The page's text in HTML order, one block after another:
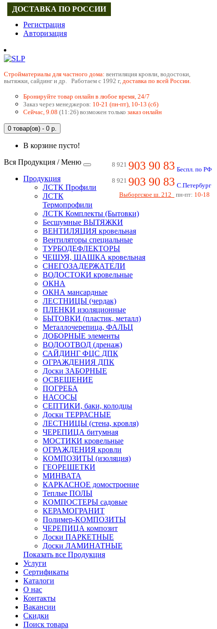
Регистрация
Авторизация
Cтройматериалы для частного дома: вентиляция кровли, водостоки,
вытяжки, сайдинг и др. Работаем с 1992 г, доставка по всей России.
Бронируйте товар онлайн в любое время, 24/7
Заказ через менеджеров: 10-21 (пн-пт), 10-13 (сб)
Сейчас, 9.08 (11:26) возможен только заказ онлайн
0 товар(ов) - 0 р.
В корзине пусто!
8 921 903 90 83 Беспл. по РФ
8 921 903 90 83 С.Петербург
Выборгское ш. 212
пн-пт: 10-18
Вся Продукция / Меню
Продукция
ЛСТК Профили
ЛСТК
Термопрофили
ЛСТК Комплекты (Бытовки)
Бесшумные ВЫТЯЖКИ
ВЕНТИЛЯЦИЯ кровельная
Вентиляторы специальные
ТУРБОДЕФЛЕКТОРЫ
ЧЕШУЯ, ШАШКА кровельная
СНЕГОЗАДЕРЖАТЕЛИ
ВОДОСТОКИ кровельные
ОКНА
ОКНА мансардные
ЛЕСТНИЦЫ (чердак)
ПЛЕНКИ изоляционные
БЫТОВКИ (пластик, металл)
Металлочерепица, ФАЛЬЦ
ДОБОРНЫЕ элементы
ВОДООТВОД (дренаж)
САЙДИНГ ФЦС ДПК
ОГРАЖДЕНИЯ ДПК
Доски ЗАБОРНЫЕ
ОСВЕЩЕНИЕ
ПОГРЕБА
НАСОСЫ
СЕПТИКИ, баки, колодцы
Доски ТЕРРАСНЫЕ
ЛЕСТНИЦЫ (стена, кровля)
ЧЕРЕПИЦА битумная
МОСТИКИ кровельные
ОГРАЖДЕНИЯ кровли
КОМПОЗИТЫ (изоляция)
ГЕОРЕШЕТКИ
МИНВАТА
КАРКАСНОЕ домостроение
Теплые ПОЛЫ
КОМПОСТЕРЫ садовые
КЕРАМОГРАНИТ
Полимер-КОМПОЗИТЫ
ЧЕРЕПИЦА композит
Доски ПАРКЕТНЫЕ
Доски ЛАМИНАТНЫЕ
Показать все Продукция
Услуги
Сертификаты
Каталоги
О нас
Контакты
Вакансии
Скидки
Поиск товара
ДОСТАВКА ПО РОССИИ